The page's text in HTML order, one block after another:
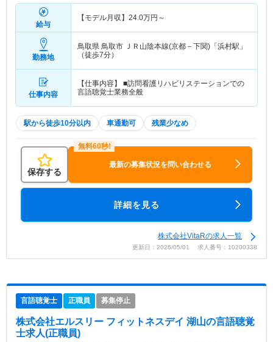
給与
【モデル月収】 24.0万円～
勤務地
鳥取県 鳥取市 ＪＲ山陰本線(京都－下関)「浜村駅」
（徒歩7分）
仕事内容
【仕事内容】 ■訪問看護リハビリステーションでの
言語聴覚士業務全般
駅から徒歩10分以内 車通勤可 残業少なめ
保存する
最新の募集状況を問い合わせる
詳細を見る
株式会社VitaRの求人一覧
更新日：2026/05/01 求人番号：10200338
言語聴覚士 正職員 募集停止
株式会社エルスリー フィットネスデイ 湖山の言語聴覚
士求人(正職員)